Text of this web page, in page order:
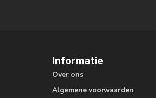
Informatie
Over ons
Algemene voorwaarden